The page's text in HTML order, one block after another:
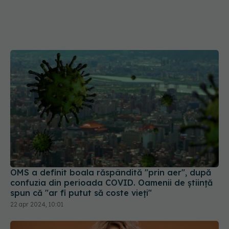
OMS a definit boala răspândită "prin aer", după
confuzia din perioada COVID. Oamenii de știință
spun că "ar fi putut să coste vieți"
22 apr 2024, 10:01